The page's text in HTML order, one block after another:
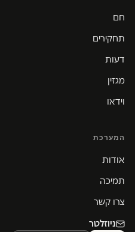
חם
תחקירים
דעות
מגזין
וידאו
המערכת
אודות
תמיכה
צרו קשר
ניוזלטר